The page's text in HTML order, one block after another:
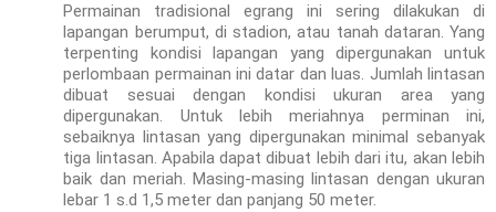
Permainan tradisional egrang ini sering dilakukan di
lapangan berumput, di stadion, atau tanah dataran. Yang
terpenting kondisi lapangan yang dipergunakan untuk
perlombaan permainan ini datar dan luas. Jumlah lintasan
dibuat sesuai dengan kondisi ukuran area yang
dipergunakan. Untuk lebih meriahnya perminan ini,
sebaiknya lintasan yang dipergunakan minimal sebanyak
tiga lintasan. Apabila dapat dibuat lebih dari itu, akan lebih
baik dan meriah. Masing-masing lintasan dengan ukuran
lebar 1 s.d 1,5 meter dan panjang 50 meter.